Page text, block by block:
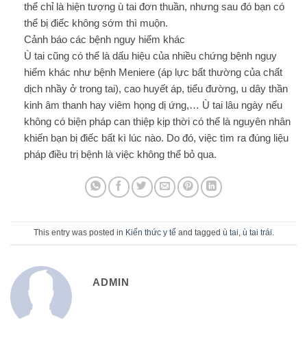
thể chỉ là hiện tượng ù tai đơn thuần, nhưng sau đó bạn có
thể bị điếc không sớm thì muộn.
Cảnh báo các bệnh nguy hiểm khác
Ù tai cũng có thể là dấu hiệu của nhiều chứng bệnh nguy
hiểm khác như bệnh Meniere (áp lực bất thường của chất
dịch nhầy ở trong tai), cao huyết áp, tiểu đường, u dây thần
kinh âm thanh hay viêm họng dị ứng,… Ù tai lâu ngày nếu
không có biện pháp can thiệp kịp thời có thể là nguyên nhân
khiến bạn bị điếc bất kì lúc nào. Do đó, việc tìm ra đúng liệu
pháp điều trị bệnh là việc không thể bỏ qua.
This entry was posted in Kiến thức y tế and tagged ù tai ù tai trái
ADMIN